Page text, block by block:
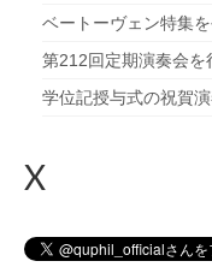
ベートーヴェン特集
第212回定期演奏会を
学位記授与式の祝賀
X